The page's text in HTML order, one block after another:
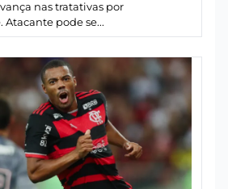
nas tratativas por
Atacante pode se...